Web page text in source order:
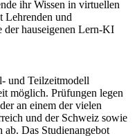
ihr Wissen in virtuellen
Lehrenden und
hauseigenen Lern-KI
und Teilzeitmodell
möglich. Prüfungen legen
an einem der vielen
und der Schweiz sowie
Das Studienangebot